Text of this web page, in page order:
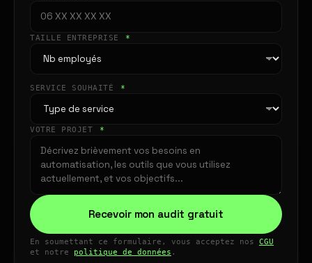
TAILLE ENTREPRISE *
SERVICE SOUHAITÉ *
VOTRE PROJET *
Recevoir mon audit gratuit
En soumettant ce formulaire, vous acceptez nos CGU
et notre politique de données .